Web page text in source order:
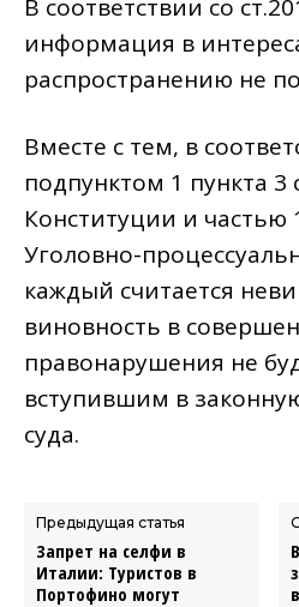
В соответствии со
информация в
распространению не
Вместе с тем, в
подпунктом 1 пункта 3
Конституции и частью
Уголовно-
каждый считается
виновность в
правонарушения не
вступившим в
суда.
Предыдущая статья
Запрет на селфи в
Италии: Туристов в
Портофино могут